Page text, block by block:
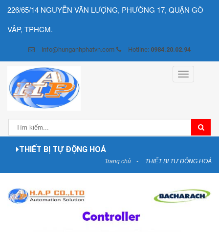
226/65/14 NGUYỄN VĂN LƯỢNG, PHƯỜNG 17, QUẬN GÒ
VÂP, TPHCM.
info@hunganhphatvn.com Hotline: 0984.20.02.94
Toggle
navigation
THIẾT BỊ TỰ ĐỘNG HOÁ
Trang chủ THIẾT BỊ TỰ ĐỘNG HOÁ